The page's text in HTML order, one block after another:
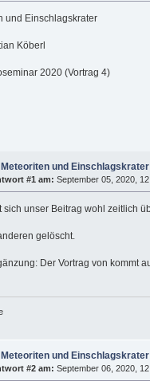
und Einschlagskrater
Köberl
2020 (Vortrag 4)
und
#1 am: September 05, 2020,
sich unser Beitrag wohl zeitlich
gelöscht.
Der Vortrag von kommt
Meteoriten und
#2 am: September 06, 2020,